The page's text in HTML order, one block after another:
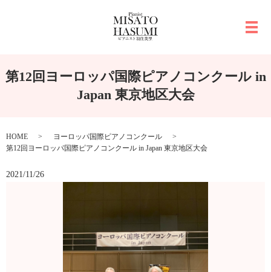
メ
第12回ヨーロッパ国際ピアノコンクール in
Japan 東京地区大会
HOME
ヨーロッパ国際ピアノコンクール
第12回ヨーロッパ国際ピアノコンクール in Japan 東京地区大会
2021/11/26